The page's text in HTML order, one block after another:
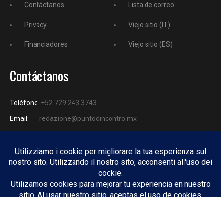
Contáctanos
Privacy
Financiadores
Lista de correo
Viejo sitio (IT)
Viejo sitio (ES)
Contáctanos
Teléfono +52 729 243 3743
Email:
redazione@puntodincontro.mx
PUNTODINCONTRO